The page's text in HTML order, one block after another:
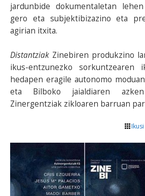
jardunbide dokumentaletan
gero eta subjektibizazino eta
agirian itxita.
Distantziak Zinebiren produkzino
ikus-entzunezko sorkuntzearen
hedapen eragile autonomo
eta Bilboko jaialdiaren
Zinergentziak zikloaren barruan